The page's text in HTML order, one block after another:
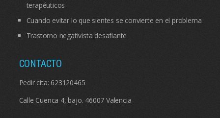
terapéuticos
Cuando evitar lo que sientes se convierte en el problema
Trastorno negativista desafiante
CONTACTO
Pedir cita: 623120465
Calle Cuenca 4, bajo. 46007 Valencia